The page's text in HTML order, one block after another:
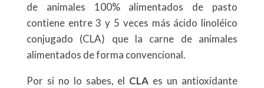
de animales 100% alimentados de pasto
contiene entre 3 y 5 veces más ácido linoléico
conjugado (CLA) que la carne de animales
alimentados de forma convencional.
Por si no lo sabes, el CLA es un antioxidante